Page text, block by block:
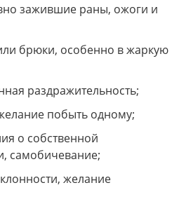
зажившие раны, ожоги и
брюки, особенно в жаркую
раздражительность;
побыть одному;
о собственной
самобичевание;
желание